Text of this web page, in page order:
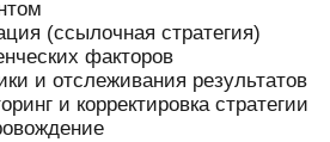
(ссылочная стратегия)
факторов
и отслеживания результатов
и корректировка стратегии